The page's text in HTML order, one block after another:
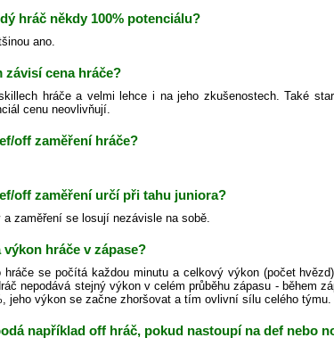
hráč někdy 100% potenciálu?
ano.
závisí cena hráče?
hráče a velmi lehce i na jeho zkušenostech. Také
cenu neovlivňují.
off zaměření hráče?
off zaměření určí při tahu juniora?
a zaměření se losují nezávisle na sobě.
výkon hráče v zápase?
hráče se počítá každou minutu a celkový výkon (počet
nepodává stejný výkon v celém průběhu zápasu - během
jeho výkon se začne zhoršovat a tím ovlivní sílu celého týmu.
například off hráč, pokud nastoupí na def nebo